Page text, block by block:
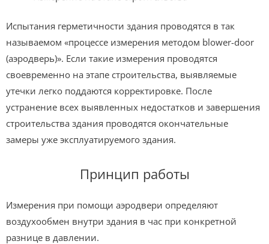
Испытания герметичности здания проводятся в так
называемом «процессе измерения методом blower-door
(аэродверь)». Если такие измерения проводятся
своевременно на этапе строительства, выявляемые
утечки легко поддаются корректировке. После
устранение всех выявленных недостатков и завершения
строительства здания проводятся окончательные
замеры уже эксплуатируемого здания.
Принцип работы
Измерения при помощи аэродвери определяют
воздухообмен внутри здания в час при конкретной
разнице в давлении.